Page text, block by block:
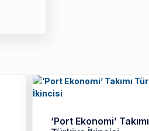
‘Port Ekonomi’ Takımı